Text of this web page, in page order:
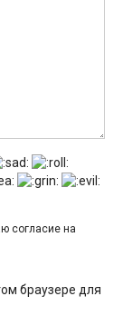
согласие на
браузере для